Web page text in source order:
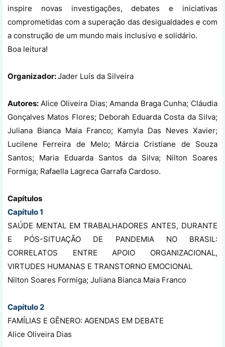
inspire novas investigações, debates e iniciativas
comprometidas com a superação das desigualdades e com
a construção de um mundo mais inclusivo e solidário.
Boa leitura!
Organizador:Jader Luís da Silveira
Autores: Alice Oliveira Dias; Amanda Braga Cunha; Cláudia
Gonçalves Matos Flores; Deborah Eduarda Costa da Silva;
Juliana Bianca Maia Franco; Kamyla Das Neves Xavier;
Lucilene Ferreira de Melo; Márcia Cristiane de Souza
Santos; Maria Eduarda Santos da Silva; Nilton Soares
Formiga; Rafaella Lagreca Garrafa Cardoso.
Capítulos
Capítulo 1
SAÚDE MENTAL EM TRABALHADORES ANTES, DURANTE
E PÓS-SITUAÇÃO DE PANDEMIA NO BRASIL:
CORRELATOS ENTRE APOIO ORGANIZACIONAL,
VIRTUDES HUMANAS E TRANSTORNO EMOCIONAL
Nilton Soares Formiga; Juliana Bianca Maia Franco
Capítulo 2
FAMÍLIAS E GÊNERO: AGENDAS EM DEBATE
Alice Oliveira Dias